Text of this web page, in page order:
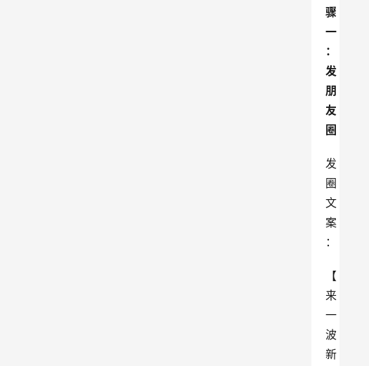
骤
一
：
发
朋
友
圈
发
圈
文
案
：
【
来
一
波
新